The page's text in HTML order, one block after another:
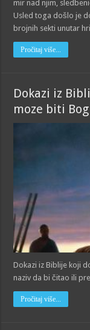
mir nad njim,
Usled toga došlo je
brojnih sekti unutar
Pročitaj više...
Dokazi iz
moze biti
Dokazi iz Biblije koji
naziv da bi čitao ili
Pročitaj više...